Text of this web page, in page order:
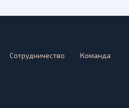
Сотрудничество
Команда